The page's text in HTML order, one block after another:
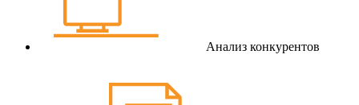
Анализ конкурентов